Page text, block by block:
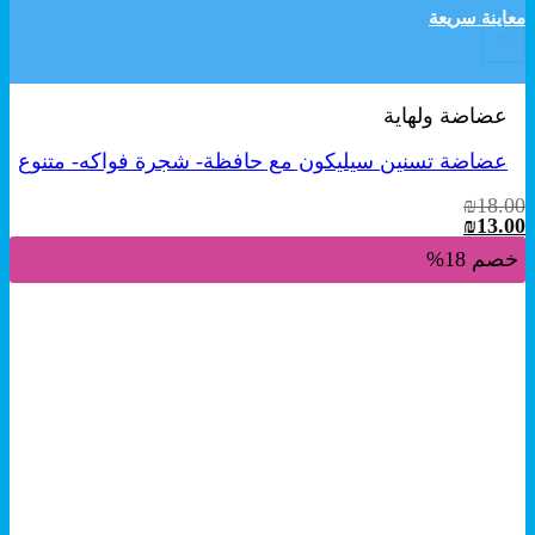
معاينة سريعة
عضاضة ولهاية
عضاضة تسنين سيليكون مع حافظة- شجرة فواكه- متنوع
₪18.00
السعر
الأصلي
هو:
₪18.00.
₪13.00
هو:
₪13.00.
خصم 18%